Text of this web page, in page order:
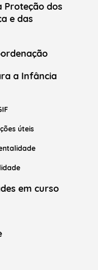
Proteção dos
e das
a Infância
úteis
em curso